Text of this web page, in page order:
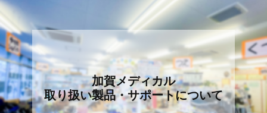
加賀メディカル
取り扱い製品・サポートについて